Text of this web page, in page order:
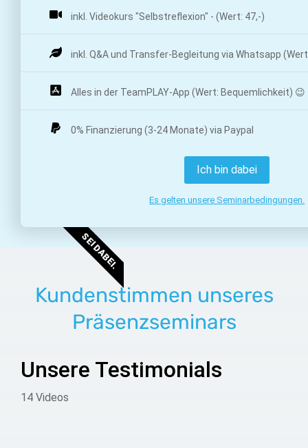
inkl. Videokurs "Selbstreflexion" - (Wert: 47,-)
inkl. Q&A und Transfer-Begleitung via Whatsapp
Alles in der TeamPLAY-App (Wert: Bequemlichkeit) 😉
0% Finanzierung (3-24 Monate) via Paypal
Ich bin dabei
Es gelten unsere Seminarbedingungen.
SEI DABEI.
Kundenstimmen unseres
Präsenzseminars
Unsere Testimonials
14 Videos